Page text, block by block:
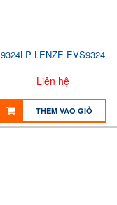
9324LP LENZE EVS9324
Liên hệ
THÊM VÀO GIỎ